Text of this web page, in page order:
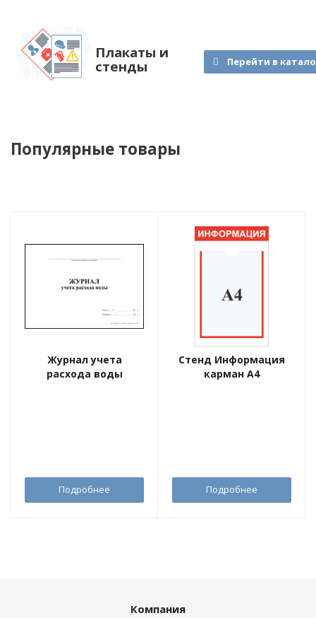
Плакаты и
стенды
Перейти в
Популярные товары
Журнал учета
расхода воды
Подробнее
Стенд Информация
карман А4
Подробнее
Компания